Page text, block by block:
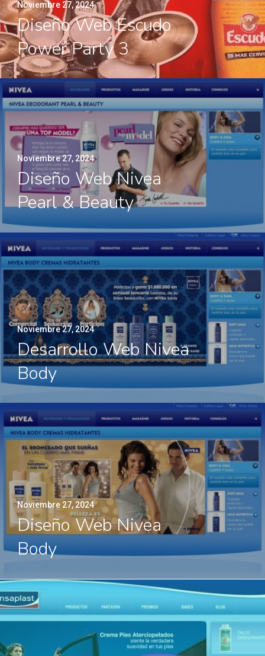
Noviembre 27, 2024
Diseño Web Escudo
Power Party 3
Noviembre 27, 2024
Diseño Web Nivea
Pearl & Beauty
Noviembre 27, 2024
Desarrollo Web Nivea
Body
Noviembre 27, 2024
Diseño Web Nivea
Body